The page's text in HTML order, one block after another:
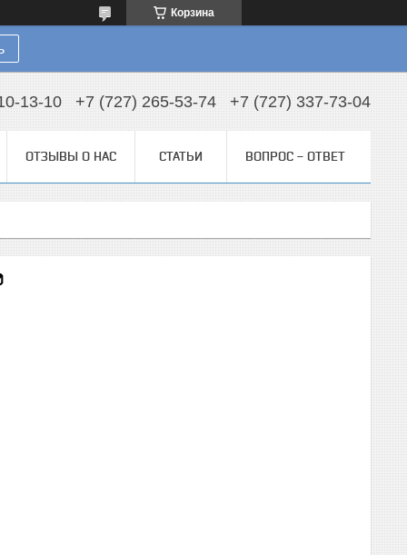
Корзина
13-10 +7 (727) 265-53-74 +7 (727) 337-73-04
ОТЗЫВЫ О НАС СТАТЬИ ВОПРОС - ОТВЕТ